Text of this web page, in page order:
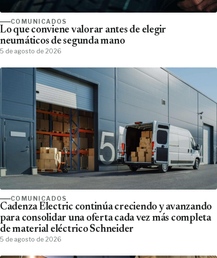
COMUNICADOS
Lo que conviene valorar antes de elegir
neumáticos de segunda mano
5 de agosto de 2026
COMUNICADOS
Cadenza Electric continúa creciendo y avanzando
para consolidar una oferta cada vez más completa
de material eléctrico Schneider
5 de agosto de 2026